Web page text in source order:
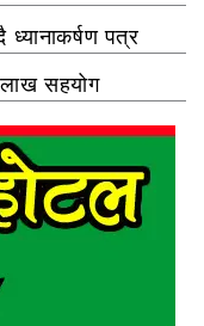
ध्यानाकर्षण पत्र
लाख सहयोग